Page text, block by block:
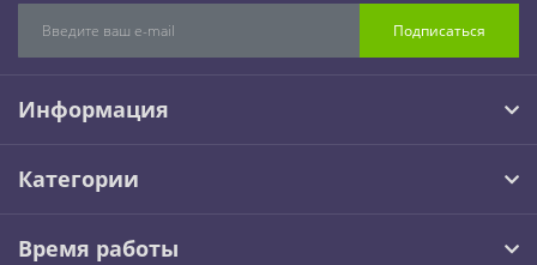
Подписаться
Информация
Категории
Время работы